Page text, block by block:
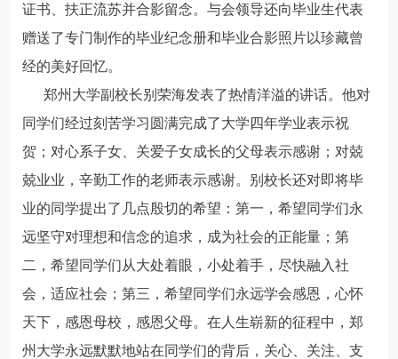
证书、扶正流苏并合影留念。与会领导还向毕业生代表
赠送了专门制作的毕业纪念册和毕业合影照片以珍藏曾
经的美好回忆。
郑州大学副校长别荣海发表了热情洋溢的讲话。他对
同学们经过刻苦学习圆满完成了大学四年学业表示祝
贺；对心系子女、关爱子女成长的父母表示感谢；对兢
兢业业，辛勤工作的老师表示感谢。别校长还对即将毕
业的同学提出了几点殷切的希望：第一，希望同学们永
远坚守对理想和信念的追求，成为社会的正能量；第
二，希望同学们从大处着眼，小处着手，尽快融入社
会，适应社会；第三，希望同学们永远学会感恩，心怀
天下，感恩母校，感恩父母。在人生崭新的征程中，郑
州大学永远默默地站在同学们的背后，关心、关注、支